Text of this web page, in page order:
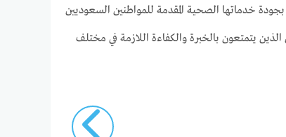
خدماتها الصحية المقدمة للمواطنين السعوديين
يتمتعون بالخبرة والكفاءة اللازمة في مختلف